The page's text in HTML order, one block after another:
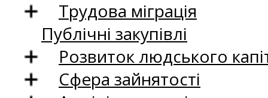
Трудова міграція
Публічні закупівлі
Розвиток людського
Сфера зайнятості